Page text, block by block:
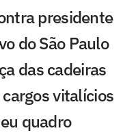
presidente
do São Paulo
das cadeiras
vitalícios
quadro